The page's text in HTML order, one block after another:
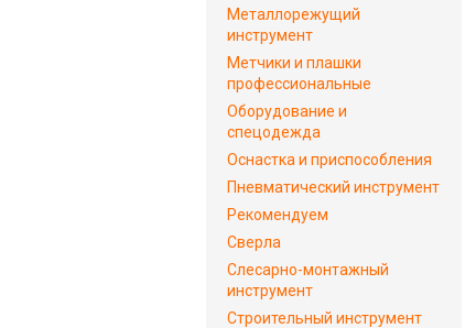
Металлорежущий
инструмент
Метчики и плашки
профессиональные
Оборудование и
спецодежда
Оснастка и приспособления
Пневматический инструмент
Рекомендуем
Сверла
Слесарно-монтажный
инструмент
Строительный инструмент